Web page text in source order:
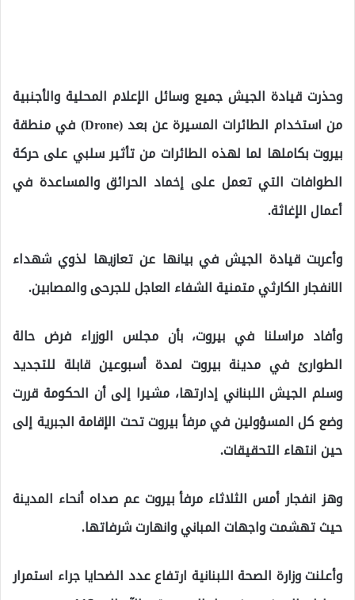
وحذرت قيادة الجيش جميع وسائل الإعلام المحلية والأجنبية
من استخدام الطائرات المسيرة عن بعد (Drone) في منطقة
بيروت بكاملها لما لهذه الطائرات من تأثير سلبي على حركة
الطوافات التي تعمل على إخماد الحرائق والمساعدة في
أعمال الإغاثة.
وأعربت قيادة الجيش في بيانها عن تعازيها لذوي شهداء
الانفجار الكارثي متمنية الشفاء العاجل للجرحى والمصابين.
وأفاد مراسلنا في بيروت، بأن مجلس الوزراء فرض حالة
الطوارئ في مدينة بيروت لمدة أسبوعين قابلة للتجديد
وسلم الجيش اللبناني إدارتها، مشيرا إلى أن الحكومة قررت
وضع كل المسؤولين في مرفأ بيروت تحت الإقامة الجبرية إلى
حين انتهاء التحقيقات.
وهز انفجار أمس الثلاثاء مرفأ بيروت عم صداه أنحاء المدينة
حيث تهشمت واجهات المباني وانهارت شرفاتها.
وأعلنت وزارة الصحة اللبنانية ارتفاع عدد الضحايا جراء استمرار